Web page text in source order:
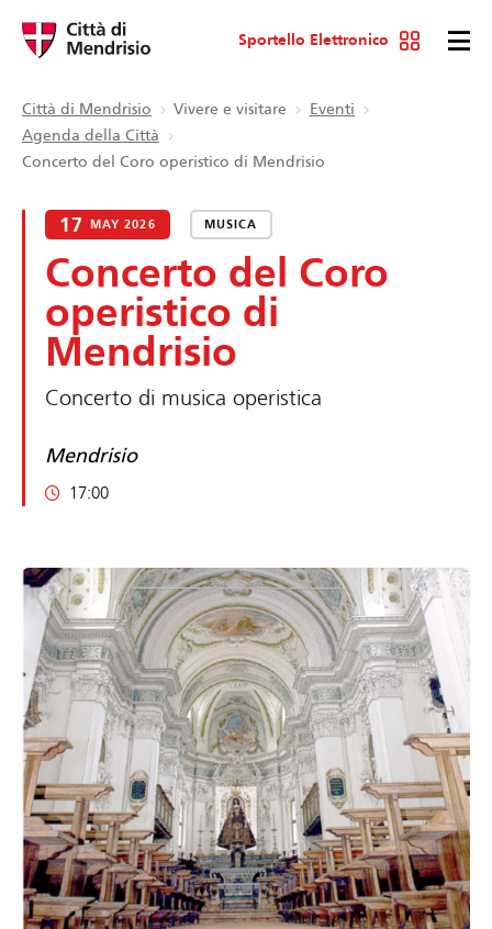
Sportello Elettronico
Città di Mendrisio Vivere e visitare
Eventi
Agenda della Città
Concerto del Coro operistico di Mendrisio
17 MAY 2026 MUSICA
Concerto del Coro
operistico di
Mendrisio
Concerto di musica operistica
Mendrisio
17:00